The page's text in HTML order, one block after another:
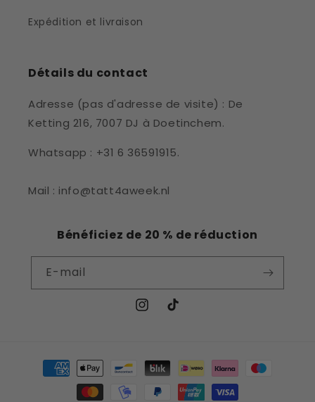
Expédition et livraison
Détails du contact
Adresse (pas d'adresse de visite) : De
Ketting 216, 7007 DJ à Doetinchem.
Whatsapp : +31 6 36591915.
Mail : info@tatt4aweek.nl
Bénéficiez de 20 % de réduction
E-mail
Instagram
TikTok
Moyens